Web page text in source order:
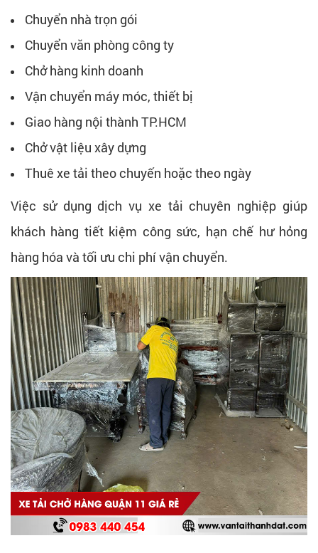
Chuyển nhà trọn gói
Chuyển văn phòng công ty
Chở hàng kinh doanh
Vận chuyển máy móc, thiết bị
Giao hàng nội thành TP.HCM
Chở vật liệu xây dựng
Thuê xe tải theo chuyến hoặc theo ngày
Việc sử dụng dịch vụ xe tải chuyên nghiệp giúp
khách hàng tiết kiệm công sức, hạn chế hư hỏng
hàng hóa và tối ưu chi phí vận chuyển.